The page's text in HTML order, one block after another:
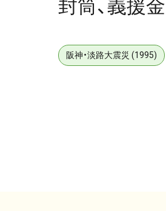
封筒、義援
阪神・淡路大震災 (1995)